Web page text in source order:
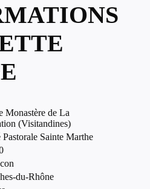
Monastère de La
(Visitandines)
Sainte Marthe
du-Rhône